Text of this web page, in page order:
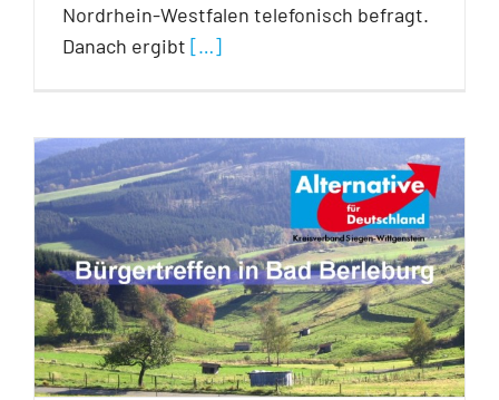
Nordrhein-Westfalen telefonisch befragt.
Danach ergibt […]